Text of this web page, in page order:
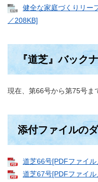
健全な家庭づくりリー
／208KB]
『道芝』バック
現在、第66号から第75号ま
添付ファイルの
道芝66号[PDFファイ
道芝67号[PDFファイ